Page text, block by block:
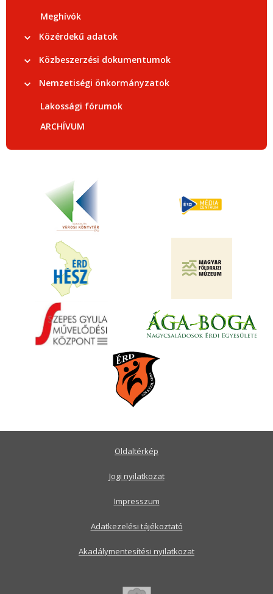
Meghívók
Közérdekű adatok
Közbeszerzési dokumentumok
Nemzetiségi önkormányzatok
Lakossági fórumok
ARCHÍVUM
Oldaltérkép
Jogi nyilatkozat
Impresszum
Adatkezelési tájékoztató
Akadálymentesítési nyilatkozat